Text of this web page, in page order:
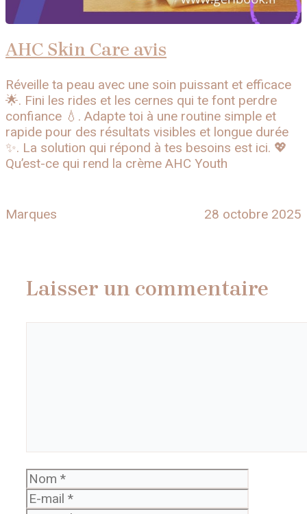
AHC Skin Care avis
Réveille ta peau avec une soin puissant et efficace
🌟. Fini les rides et les cernes qui te font perdre
confiance 💧. Adapte toi à une routine simple et
rapide pour des résultats visibles et longue durée
✨. La solution qui répond à tes besoins est ici. 💖
Qu’est-ce qui rend la crème AHC Youth
Marques 28 octobre 2025
Laisser un commentaire
Nom
mail